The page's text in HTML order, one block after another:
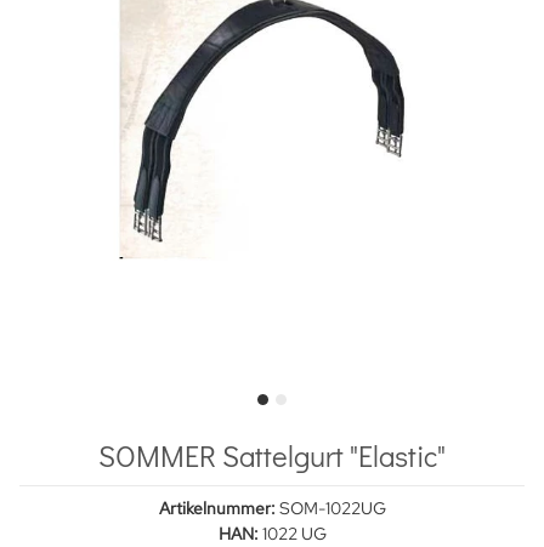
SOMMER Sattelgurt "Elastic"
Artikelnummer: SOM-1022UG
HAN: 1022 UG